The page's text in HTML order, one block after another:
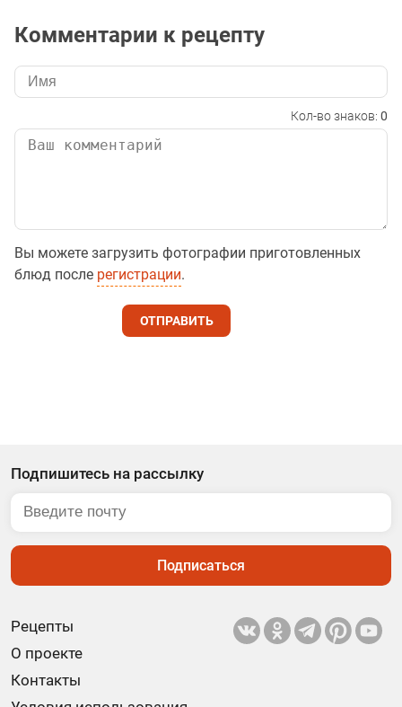
Комментарии к рецепту
Кол-во знаков: 0
Вы можете загрузить фотографии приготовленных
блюд после регистрации.
ОТПРАВИТЬ
Рецепты
О проекте
Контакты
Подпишитесь на рассылку
Подписаться